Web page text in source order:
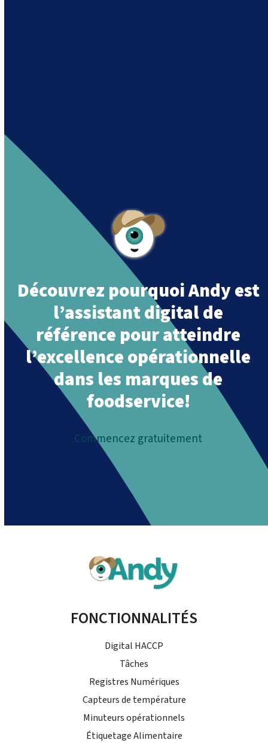
Andy is an assistant created by Intowin following
their mission
Together »
Découvrez pourquoi Andy est
l’assistant digital de
référence pour atteindre
l’excellence opérationnelle
dans les marques de
foodservice!
Commencez gratuitement
FONCTIONNALITÉS
Digital HACCP
Tâches
Registres Numériques
Capteurs de température
Minuteurs opérationnels
Étiquetage Alimentaire